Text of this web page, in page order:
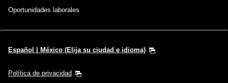
Oportunidades laborales
Español | México (Elija su ciudad e idioma)
Política de privacidad